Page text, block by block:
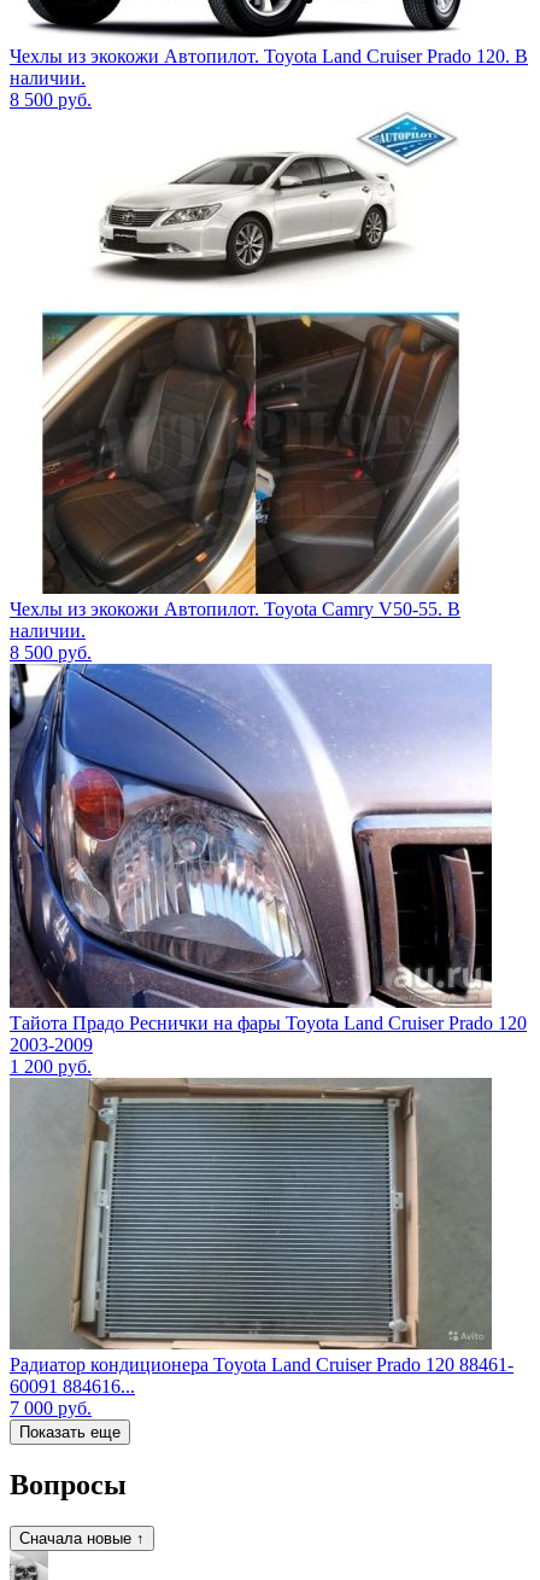
Чехлы из экокожи Автопилот. Toyota Land Cruiser Prado 120. В
наличии.
8 500 руб.
Чехлы из экокожи Автопилот. Toyota Camry V50-55. В
наличии.
8 500 руб.
Тайота Прадо Реснички на фары Toyota Land Cruiser Prado 120
2003-2009
1 200 руб.
Радиатор кондиционера Toyota Land Cruiser Prado 120 88461-
60091 884616...
7 000 руб.
Показать еще
Вопросы
Сначала новые ↑